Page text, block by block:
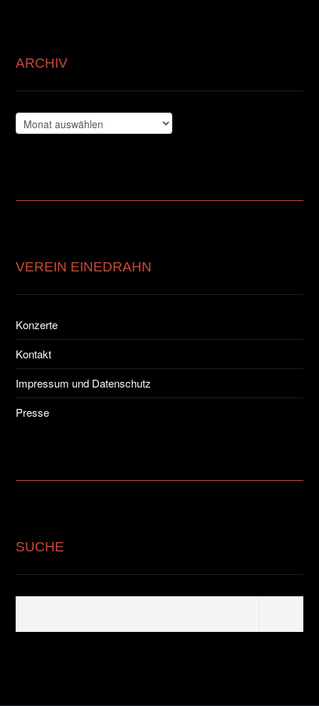
ARCHIV
Archiv
VEREIN EINEDRAHN
Konzerte
Kontakt
Impressum und Datenschutz
Presse
SUCHE